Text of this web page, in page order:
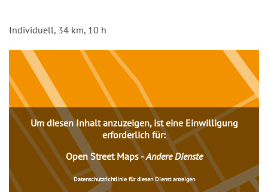
Einleitung
Individuell, 34 km, 10 h
Inhalt
Um diesen Inhalt anzuzeigen, ist eine Einwilligung
erforderlich für:
Open Street Maps-Andere Dienste
Datenschutzrichtlinie für diesen Dienst anzeigen